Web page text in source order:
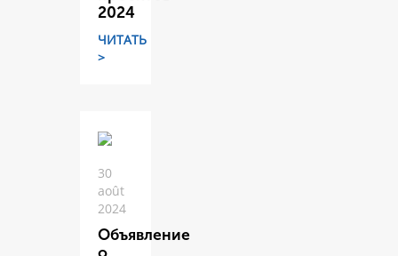
2024
ЧИТАТЬ
>
30
août
2024
Объявление